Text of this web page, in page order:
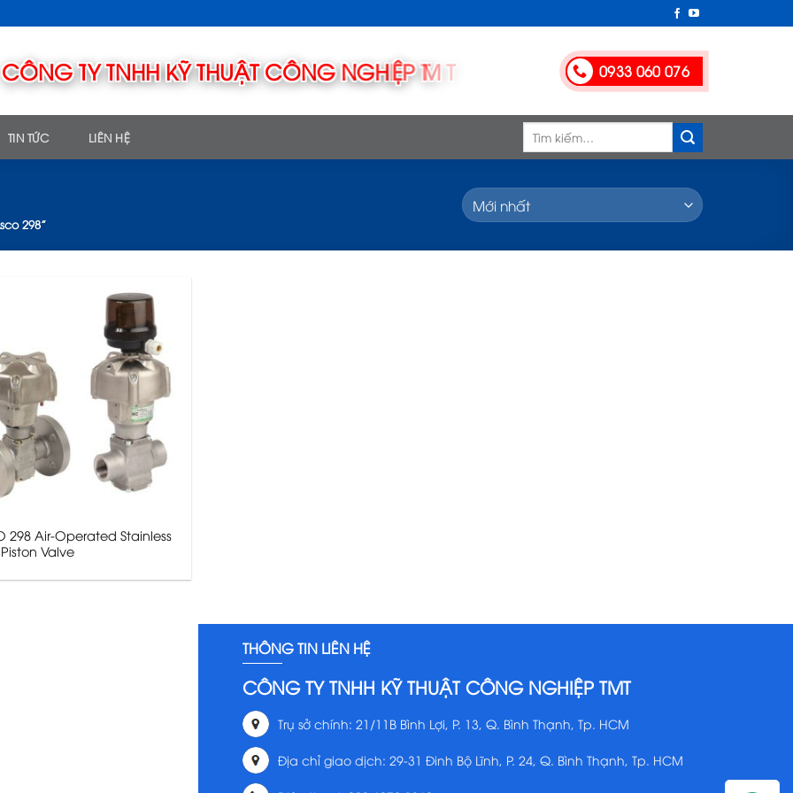
0933 060 076
TIN TỨC LIÊN HỆ
Tìm
kiếm:
298”
298 Air-Operated Stainless
Valve
THÔNG TIN LIÊN HỆ
CÔNG TY TNHH KỸ THUẬT CÔNG NGHIỆP TMT
Trụ sở chính: 21/11B Bình Lợi, P. 13, Q. Bình Thạnh, Tp. HCM
Địa chỉ giao dịch: 29-31 Đinh Bộ Lĩnh, P. 24, Q. Bình Thạnh, Tp. HCM